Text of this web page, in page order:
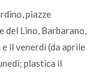
piazze
del Lino, Barbarano,
il venerdì (da aprile
plastica il